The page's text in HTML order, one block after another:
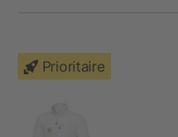
Prioritaire